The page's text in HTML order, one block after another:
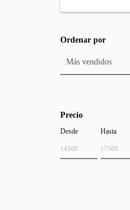
Ordenar por
Precio
Desde Hasta